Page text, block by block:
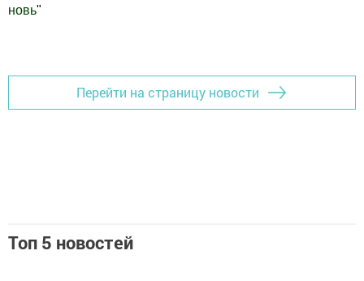
новь"
Перейти на страницу новости
Топ 5 новостей